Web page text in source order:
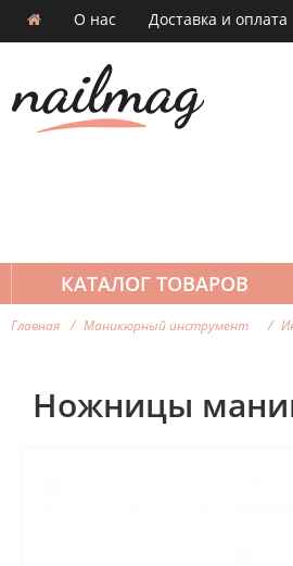
О нас Доставка и оплата
КАТАЛОГ ТОВАРОВ
Главная Маникюрный инструмент
Ножницы